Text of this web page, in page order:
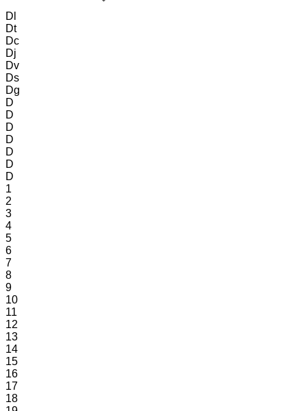
Dl
Dt
Dc
Dj
Dv
Ds
Dg
D
D
D
D
D
D
D
1
2
3
4
5
6
7
8
9
10
11
12
13
14
15
16
17
18